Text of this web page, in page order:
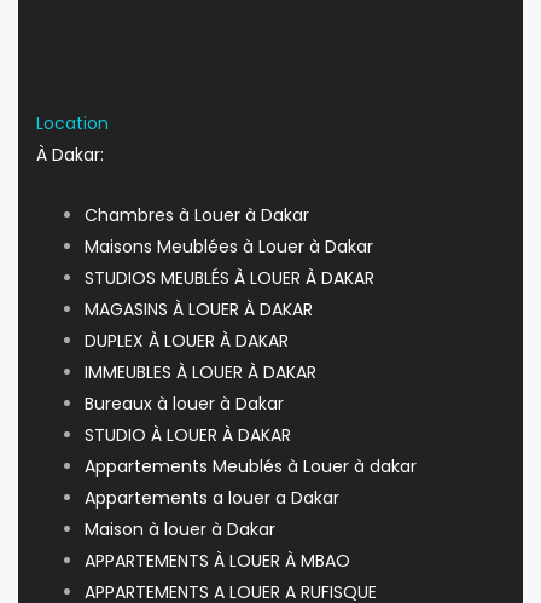
Location
À Dakar:
Chambres à Louer à Dakar
Maisons Meublées à Louer à Dakar
STUDIOS MEUBLÉS À LOUER À DAKAR
MAGASINS À LOUER À DAKAR
DUPLEX À LOUER À DAKAR
IMMEUBLES À LOUER À DAKAR
Bureaux à louer à Dakar
STUDIO À LOUER À DAKAR
Appartements Meublés à Louer à dakar
Appartements a louer a Dakar
Maison à louer à Dakar
APPARTEMENTS À LOUER À MBAO
APPARTEMENTS A LOUER A RUFISQUE